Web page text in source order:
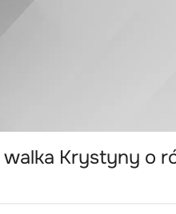
walka Krystyny o